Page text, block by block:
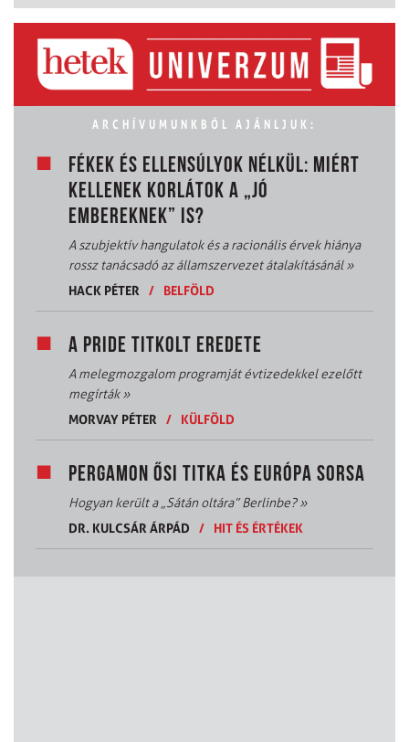
ARCHÍVUMUNKBÓL AJÁNLJUK:
FÉKEK ÉS ELLENSÚLYOK NÉLKÜL: MIÉRT
KELLENEK KORLÁTOK A „JÓ
EMBEREKNEK” IS?
A szubjektív hangulatok és a racionális érvek hiánya
rossz tanácsadó az államszervezet átalakításánál»
HACK PÉTER
/ BELFÖLD
A PRIDE TITKOLT EREDETE
A melegmozgalom programját évtizedekkel ezelőtt
megírták»
MORVAY PÉTER
/ KÜLFÖLD
PERGAMON ŐSI TITKA ÉS EURÓPA SORSA
Hogyan került a „Sátán oltára” Berlinbe?»
DR. KULCSÁR ÁRPÁD
/ HIT ÉS ÉRTÉKEK